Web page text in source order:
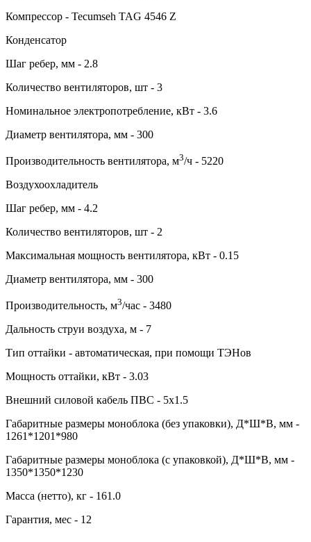
Компрессор - Tecumseh TAG 4546 Z
Конденсатор
Шаг ребер, мм - 2.8
Количество вентиляторов, шт - 3
Номинальное электропотребление, кВт - 3.6
Диаметр вентилятора, мм - 300
Производительность вентилятора, м3/ч - 5220
Воздухоохладитель
Шаг ребер, мм - 4.2
Количество вентиляторов, шт - 2
Максимальная мощность вентилятора, кВт - 0.15
Диаметр вентилятора, мм - 300
Производительность, м3/час - 3480
Дальность струи воздуха, м - 7
Тип оттайки - автоматическая, при помощи ТЭНов
Мощность оттайки, кВт - 3.03
Внешний силовой кабель ПВС - 5х1.5
Габаритные размеры моноблока (без упаковки), Д*Ш*В, мм -
1261*1201*980
Габаритные размеры моноблока (с упаковкой), Д*Ш*В, мм -
1350*1350*1230
Масса (нетто), кг - 161.0
Гарантия, мес - 12